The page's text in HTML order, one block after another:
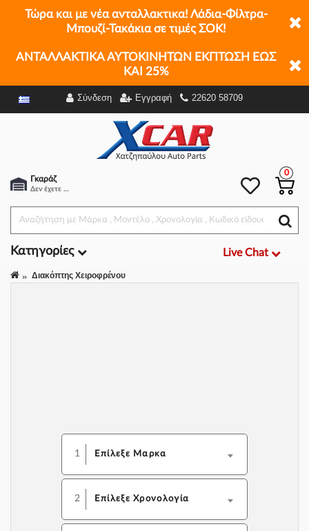
Τώρα και με νέα ανταλλακτικα! Λάδια-Φίλτρα-
Μπουζί-Τακάκια σε τιμές ΣΟΚ!
ΑΝΤΑΛΛΑΚΤΙΚΑ ΑΥΤΟΚΙΝΗΤΩΝ ΕΚΠΤΩΣΗ ΕΩΣ
ΚΑΙ 25%
Σύνδεση Εγγραφή 22620 58709
Γκαράζ
Δεν έχετε επιλέξει αμάξι.
0
Κατηγορίες Live Chat
Διακόπτης Χειροφρένου
1 Επίλεξε Μαρκα
2 Επίλεξε Χρονολογία
Φίλτρα